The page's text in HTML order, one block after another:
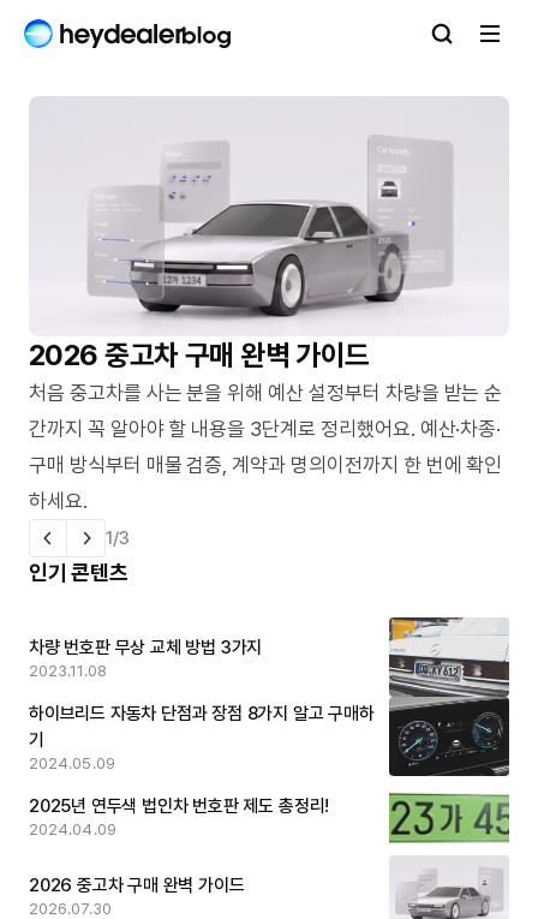
헤이딜러 블로그
2026 중고차 구매 완벽 가이드
처음 중고차를 사는 분을 위해 예산 설정부터 차량을 받는 순
간까지 꼭 알아야 할 내용을 3단계로 정리했어요. 예산·차종·
구매 방식부터 매물 검증, 계약과 명의이전까지 한 번에 확인
하세요.
1/3
인기 콘텐츠
차량 번호판 무상 교체 방법 3가지
2023.11.08
하이브리드 자동차 단점과 장점 8가지 알고 구매하
기
2024.05.09
2025년 연두색 법인차 번호판 제도 총정리!
2024.04.09
2026 중고차 구매 완벽 가이드
2026.07.30